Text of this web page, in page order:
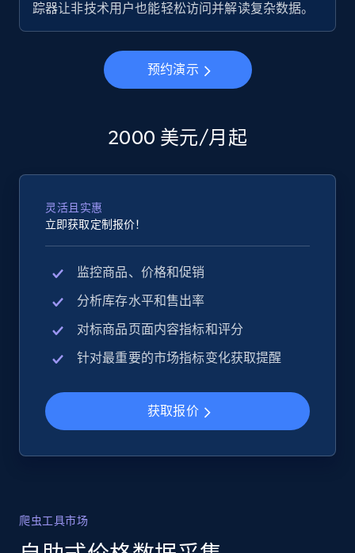
踪器让非技术用户也能轻松访问并解读复杂数据。
预约演示
2000 美元/月起
灵活且实惠
立即获取定制报价！
监控商品、价格和促销
分析库存水平和售出率
对标商品页面内容指标和评分
针对最重要的市场指标变化获取提醒
获取报价
爬虫工具市场